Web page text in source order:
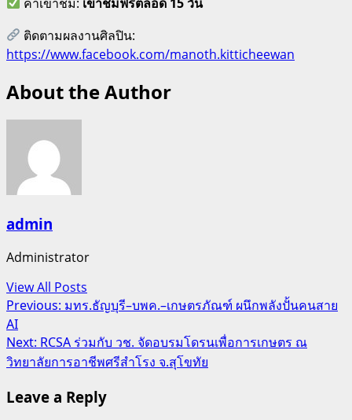
ติดตามผลงานศิลปิน:
https://www.facebook.com/manoth.kitticheewan
About the Author
admin
Administrator
View All Posts
Post
navigation
Previous: มทร.ธัญบุรี–บพค.–เกษตรภัณฑ์ ผนึกพลังปั้นคนสาย
AI
Next: RCSA ร่วมกับ วช. จัดอบรมโดรนเพื่อการเกษตร ณ
วิทยาลัยการอาชีพศรีสำโรง จ.สุโขทัย
Leave a Reply